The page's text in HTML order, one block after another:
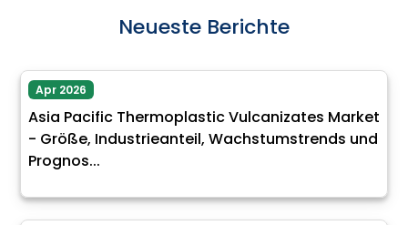
Neueste Berichte
Apr 2026
Asia Pacific Thermoplastic Vulcanizates Market
- Größe, Industrieanteil, Wachstumstrends und
Prognos...